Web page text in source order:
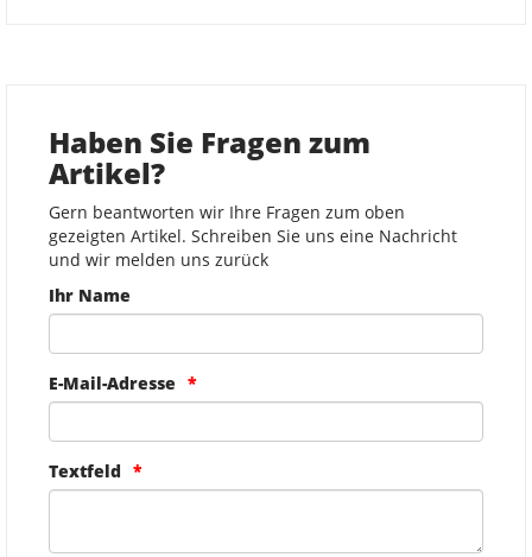
Haben Sie Fragen zum
Artikel?
Gern beantworten wir Ihre Fragen zum oben
gezeigten Artikel. Schreiben Sie uns eine Nachricht
und wir melden uns zurück
Ihr Name
E-Mail-Adresse
Textfeld